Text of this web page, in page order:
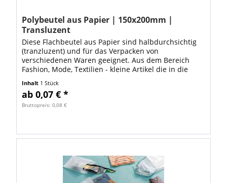
Polybeutel aus Papier | 150x200mm |
Transluzent
Diese Flachbeutel aus Papier sind halbdurchsichtig
(tranzluzent) und für das Verpacken von
verschiedenen Waren geeignet. Aus dem Bereich
Fashion, Mode, Textilien - kleine Artikel die in die
Inhalt 1 Stück
ab 0,07 € *
Bruttopreis: 0,08 €